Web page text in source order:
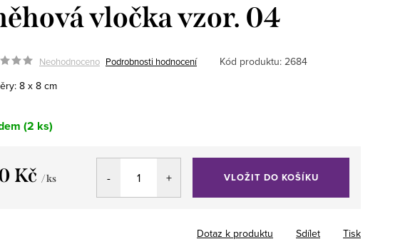
vločka vzor. 04
Neohodnoceno Podrobnosti hodnocení Kód produktu: 2684
8 x 8 cm
(2 ks)
Kč / ks VLOŽIT DO KOŠÍKU
Tisk
Dotaz k produktu Sdílet